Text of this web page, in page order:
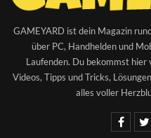
GAMEYARD ist dein Magazin
über PC, Handhelden und
Laufenden. Du bekommst hier
Videos, Tipps und Tricks,
alles voller